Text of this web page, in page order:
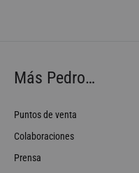
Más Pedro…
Puntos de venta
Colaboraciones
Prensa